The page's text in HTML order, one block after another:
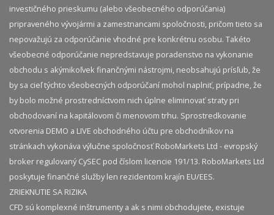
investičného prieskumu (alebo všeobecného odporúčania)
pripraveného vývojármi a zamestnancami spoločnosti, pričom tieto sa
nepovažujú za odporúčanie vhodné pre konkrétnu osobu. Takéto
všeobecné odporúčanie nepredstavuje poradenstvo na vykonanie
obchodu s akýmikoľvek finančnými nástrojmi, neobsahujú prísľub, že
by sa cieľ týchto všeobecných odporúčaní mohol naplniť, prípadne, že
by bolo možné prostredníctvom nich úplne eliminovať straty pri
obchodovaní na kapitálovom či menovom trhu. Sprostredkovanie
otvorenia DEMO a LIVE obchodného účtu pre obchodníkov na
stránkach vykonáva výlučne spoločnosť RoboMarkets Ltd - evropský
broker regulovaný CySEC pod číslom licencie 191/13. RoboMarkets Ltd
poskytuje finančné služby len rezidentom krajín EU/EES.
ZRIEKNUTIE SA RIZIKA
CFD sú komplexné inštrumenty a ak s nimi obchodujete, existuje